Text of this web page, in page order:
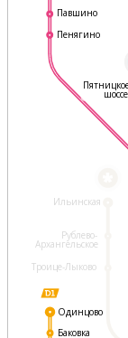
Ильинская
Рублево-
Архангельское
Троице-Лыково
Павшино
Пенягино
Одинцово
Баковка
шоссе